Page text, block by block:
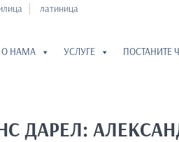
латиница
О НАМА УСЛУГЕ ПОСТАНИТЕ
ДАРЕЛ: